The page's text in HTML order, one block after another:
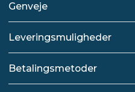
Genveje
Leveringsmuligheder
Betalingsmetoder